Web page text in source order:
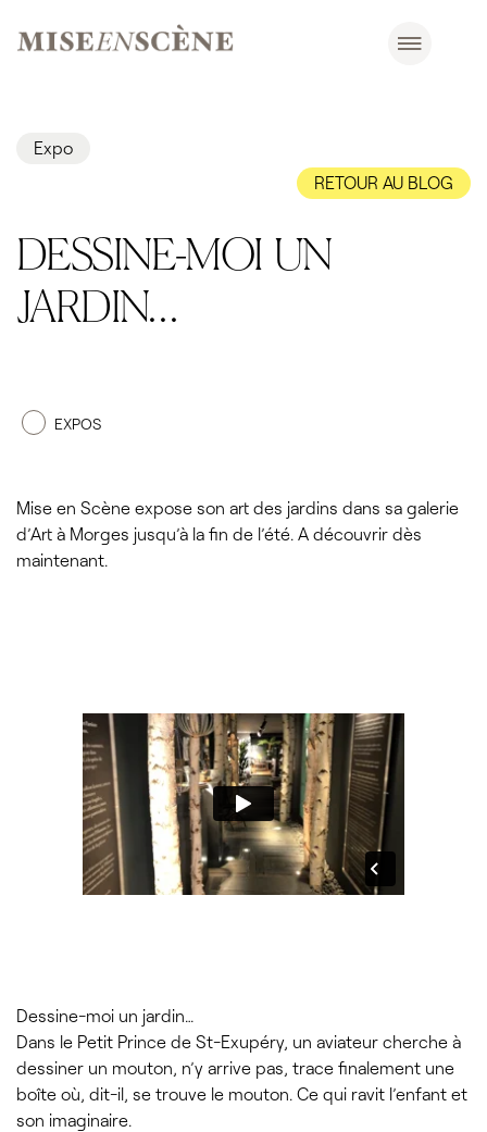
Expo
RETOUR AU BLOG
DESSINE-MOI UN
JARDIN…
EXPOS
Mise en Scène expose son art des jardins dans sa galerie
d’Art à Morges jusqu’à la fin de l’été. A découvrir dès
maintenant.
Dessine-moi un jardin…
Dans le Petit Prince de St-Exupéry, un aviateur cherche à
dessiner un mouton, n’y arrive pas, trace finalement une
boîte où, dit-il, se trouve le mouton. Ce qui ravit l’enfant et
son imaginaire.